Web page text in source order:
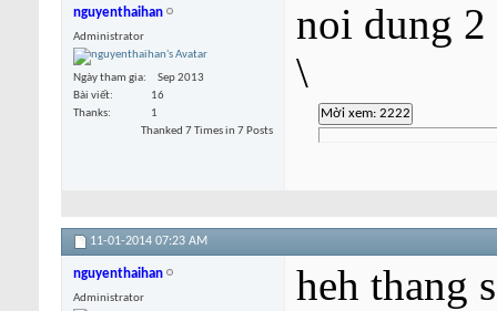
nguyenthaihan
Administrator
Ngày tham gia
Sep 2013
Bài viết
16
Thanks
1
Thanked 7 Times in 7 Posts
noi dung 2
\
11-01-2014 07:23 AM
nguyenthaihan
Administrator heh thang